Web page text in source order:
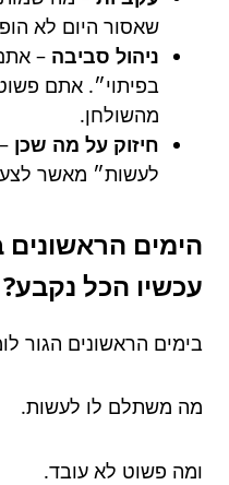
שאסור היום לא
ניהול סביבה –
בפיתוי״. אתם
מהשולחן.
חיזוק על מה שכן
לעשות״ מאשר
הימים
עכשיו הכל נקבע?
בימים הראשונים הגור
מה משתלם לו לעשות.
ומה פשוט לא עובד.